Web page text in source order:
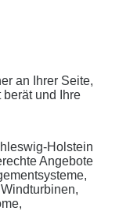
an Ihrer Seite,
und Ihre
Holstein
Angebote